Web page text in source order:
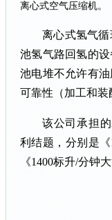
离心式空气压缩机。
离心式氢气
池氢气路回氢的
池电堆不允许有
可靠性（加工和装
该公司承担
利结题，分别是
《1400标升/分钟